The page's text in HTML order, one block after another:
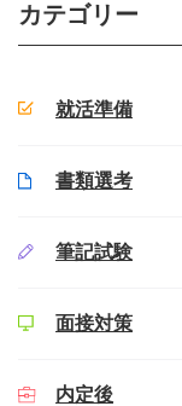
カテゴリー
就活準備
書類選考
筆記試験
面接対策
内定後